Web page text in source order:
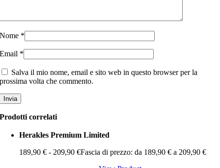
Nome *
Email *
Salva il mio nome, email e sito web in questo browser per la
prossima volta che commento.
Prodotti correlati
Herakles Premium Limited
189,90€ - 209,90€Fascia di prezzo: da 189,90 € a 209,90 €